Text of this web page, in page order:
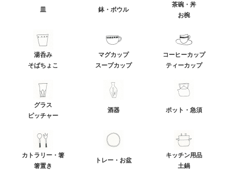
皿 鉢・ボウル
茶碗・丼
お椀
湯呑み
そばちょこ
マグカップ
スープカップ
コーヒーカップ
ティーカップ
グラス
ピッチャー
酒器 ポット・急須
カトラリー・箸
箸置き
トレー・お盆
キッチン用品
土鍋